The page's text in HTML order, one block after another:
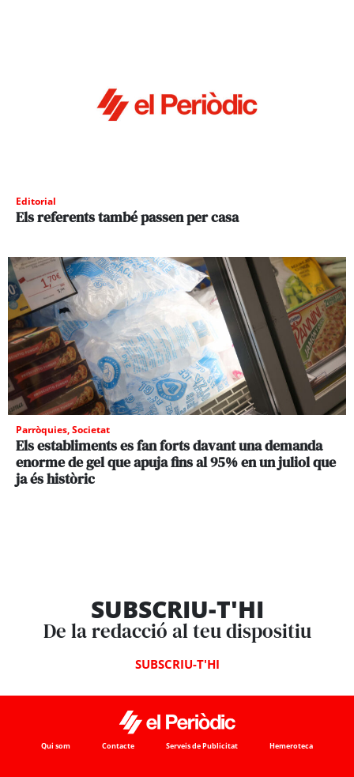
Editorial
Els referents també passen per casa
Parròquies,Societat
Els establiments es fan forts davant una demanda
enorme de gel que apuja fins al 95% en un juliol que
ja és històric
SUBSCRIU-T'HI
De la redacció al teu dispositiu
SUBSCRIU-T'HI
Qui som Contacte Serveis de Publicitat Hemeroteca